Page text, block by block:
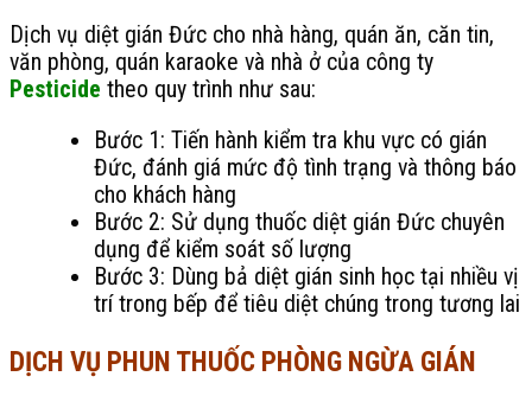
Dịch vụ diệt gián Đức cho nhà hàng, quán ăn, căn tin,
văn phòng, quán karaoke và nhà ở của công ty
Pesticide theo quy trình như sau:
Bước 1: Tiến hành kiểm tra khu vực có gián
Đức, đánh giá mức độ tình trạng và thông báo
cho khách hàng
Bước 2: Sử dụng thuốc diệt gián Đức chuyên
dụng để kiểm soát số lượng
Bước 3: Dùng bả diệt gián sinh học tại nhiều vị
trí trong bếp để tiêu diệt chúng trong tương lai
DỊCH VỤ PHUN THUỐC PHÒNG NGỪA GIÁN